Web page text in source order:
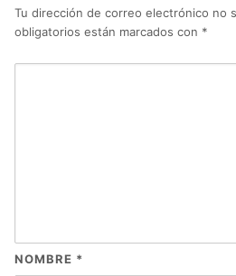
Tu dirección de correo electrónico no
obligatorios están marcados con *
NOMBRE *